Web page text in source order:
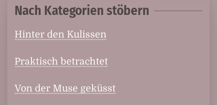
Nach Kategorien stöbern
Hinter den Kulissen
Praktisch betrachtet
Von der Muse geküsst